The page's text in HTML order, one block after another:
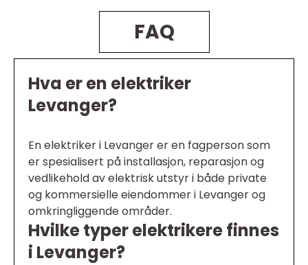
FAQ
Hva er en elektriker
Levanger?
En elektriker i Levanger er en fagperson som
er spesialisert på installasjon, reparasjon og
vedlikehold av elektrisk utstyr i både private
og kommersielle eiendommer i Levanger og
omkringliggende områder.
Hvilke typer elektrikere finnes
i Levanger?